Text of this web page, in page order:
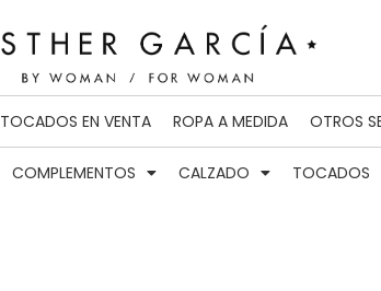
TOCADOS EN VENTA ROPA A MEDIDA OTROS
COMPLEMENTOS CALZADO TOCADOS